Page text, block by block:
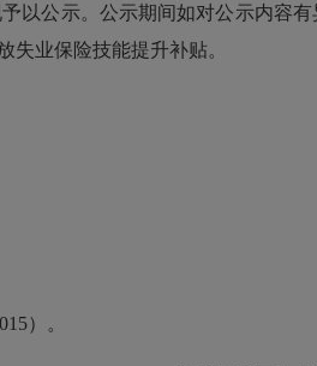
以公示。公示期间如对公示内容有
业保险技能提升补贴。
）。